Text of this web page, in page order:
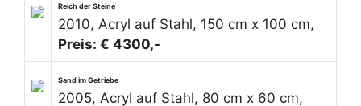
Reich der Steine
2010, Acryl auf Stahl, 150 cm x 100 cm,
Preis: € 4300,-
Sand im Getriebe
2005, Acryl auf Stahl, 80 cm x 60 cm,